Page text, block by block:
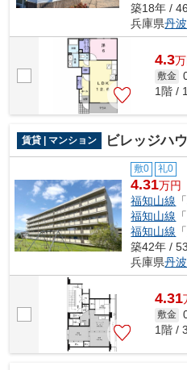
築18年 /
兵庫県丹
4.3万
敷金
1階 /
賃貸 | マンション ビレッジハ
敷0 礼0
4.31万円
福知山線 「
福知山線 「
福知山線 「
築42年 /
兵庫県丹
4.31
敷金
1階 /